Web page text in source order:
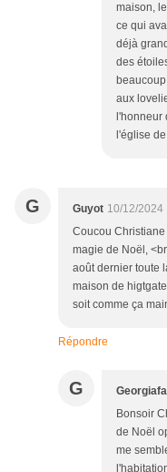
maison,
ce qui
déjà
des
aux
l'honneur
l'église
G Guyot 10/12/2024
Coucou
magie de Noël,
août dernier toute
maison de
soit comme ça
Répondre
G
Bonsoir
de Noël
me